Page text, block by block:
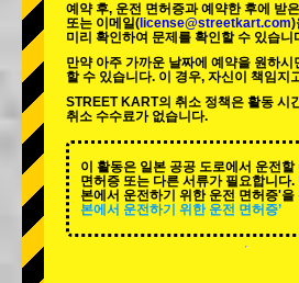
예약 후, 운전 면허증과 예약한 후에 받
또는 이메일( license@streetkart.com)
미리 확인하여 문제를 확인할 수 있습니
만약 아주 가까운 날짜에 예약을 원하시
할 수 있습니다. 이 경우, 자신이 책임지
STREET KART의 취소 정책은 활동 시
취소 수수료가 없습니다.
이 활동은 일본 공공 도로에서 운전할
면허증 또는 다른 서류가 필요합니다
본에서 운전하기 위한 운전 면허증'을
본에서 운전하기 위한 운전 면허증’